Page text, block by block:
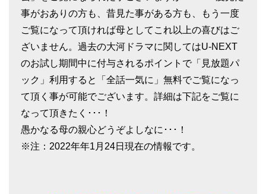
事がおありの方も、昔見た事がある方も、もう一度
ご覧になって頂ければ母としてこれ以上の喜びはご
ざいません。過去の大河ドラマに関してはU-NEXT
のお試し期間中に付与されるポイントで「見放題パ
ック」利用すると「全話一気に」無料でご覧になっ
て頂く事が可能でございます。詳細は下記をご覧に
なって頂きたく･･･！
愚かなる母の親心どうぞよしなに･･･！
※注：2022年年1月24日現在の情報です。